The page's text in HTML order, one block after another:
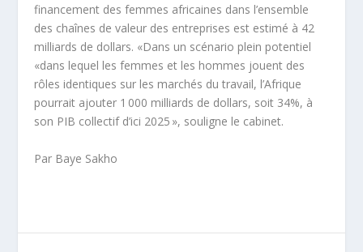
financement des femmes africaines dans l’ensemble
des chaînes de valeur des entreprises est estimé à 42
milliards de dollars. «Dans un scénario plein potentiel
«dans lequel les femmes et les hommes jouent des
rôles identiques sur les marchés du travail, l’Afrique
pourrait ajouter 1 000 milliards de dollars, soit 34%, à
son PIB collectif d’ici 2025 », souligne le cabinet.
Par Baye Sakho